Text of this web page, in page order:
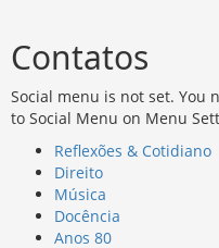
Contatos
Social menu is not set. You
to Social Menu on Menu
Reflexões & Cotidiano
Direito
Música
Docência
Anos 80